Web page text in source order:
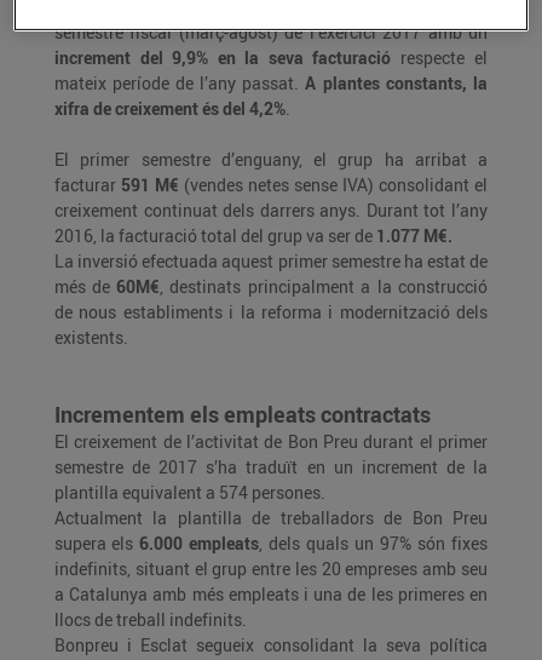
semestre fiscal (març-agost) de l’exercici 2017 amb un
increment del 9,9% en la seva facturació respecte el
mateix període de l’any passat. A plantes constants, la
xifra de creixement és del 4,2%.
El primer semestre d’enguany, el grup ha arribat a
facturar 591 M€ (vendes netes sense IVA) consolidant el
creixement continuat dels darrers anys. Durant tot l’any
2016, la facturació total del grup va ser de 1.077 M€.
La inversió efectuada aquest primer semestre ha estat de
més de 60M€, destinats principalment a la construcció
de nous establiments i la reforma i modernització dels
existents.
Incrementem els empleats contractats
El creixement de l’activitat de Bon Preu durant el primer
semestre de 2017 s’ha traduït en un increment de la
plantilla equivalent a 574 persones.
Actualment la plantilla de treballadors de Bon Preu
supera els 6.000 empleats, dels quals un 97% són fixes
indefinits, situant el grup entre les 20 empreses amb seu
a Catalunya amb més empleats i una de les primeres en
llocs de treball indefinits.
Bonpreu i Esclat segueix consolidant la seva política